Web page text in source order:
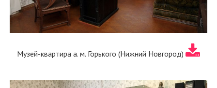
Музей-квартира а. м. Горького (Нижний Новгород)